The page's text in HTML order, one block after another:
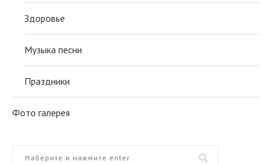
Здоровье
Музыка песни
Праздники
Фото галерея